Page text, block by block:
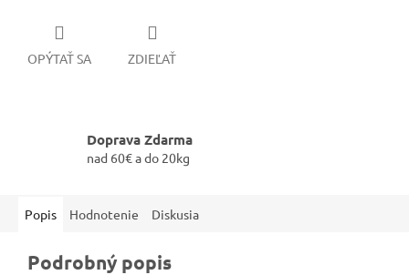
OPÝTAŤ SA ZDIEĽAŤ
Doprava Zdarma
nad 60€ a do 20kg
Popis Hodnotenie Diskusia
Podrobný popis